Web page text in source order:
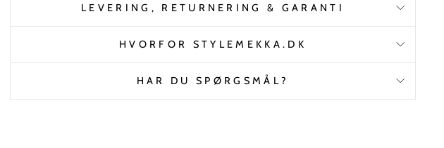
LEVERING, RETURNERING & GARANTI
HVORFOR STYLEMEKKA.DK
HAR DU SPØRGSMÅL?